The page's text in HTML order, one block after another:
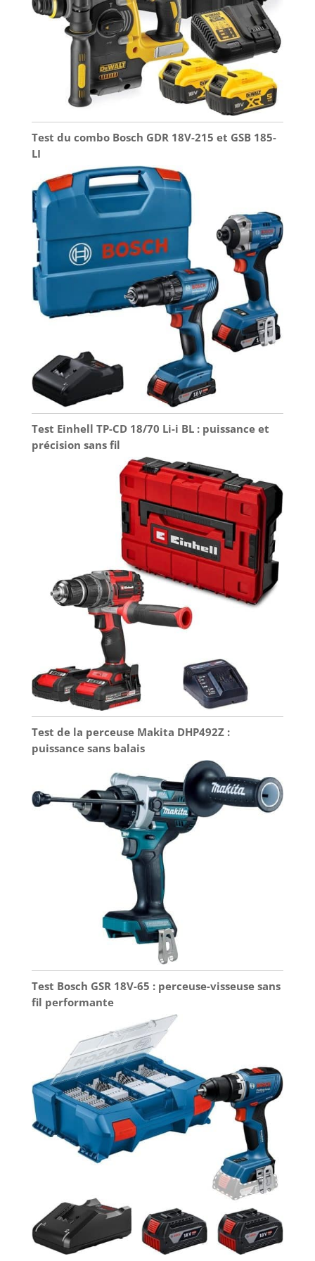
Test du combo Bosch GDR 18V-215 et GSB 185-
LI
Test Einhell TP-CD 18/70 Li-i BL : puissance et
précision sans fil
Test de la perceuse Makita DHP492Z :
puissance sans balais
Test Bosch GSR 18V-65 : perceuse-visseuse sans
fil performante